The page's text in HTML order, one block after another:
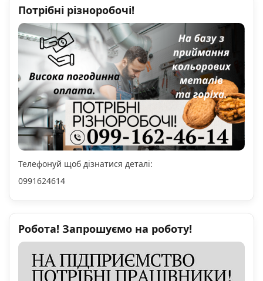
Потрібні різноробочі!
Телефонуй щоб дізнатися деталі:
0991624614
Робота! Запрошуємо на роботу!